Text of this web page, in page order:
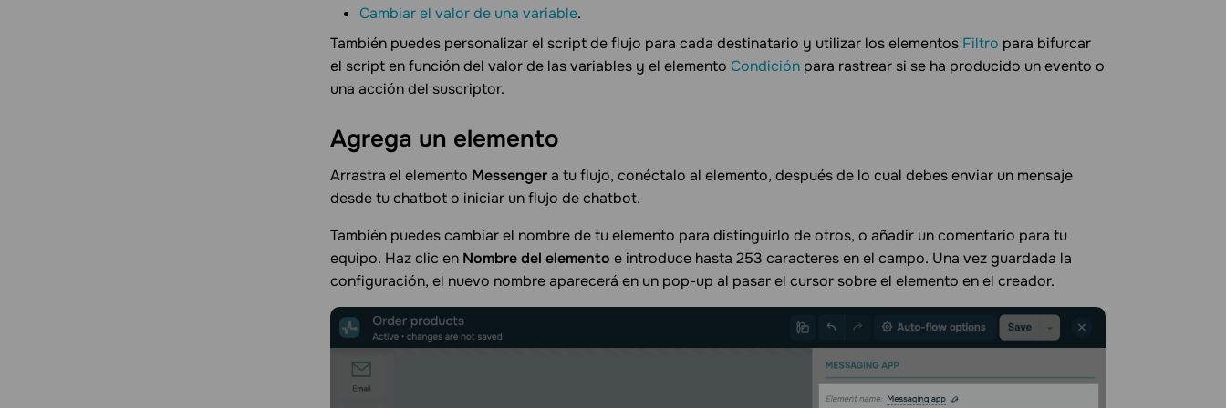
Cambiar el valor de una variable.
También puedes personalizar el script de flujo para cada destinatario y utilizar los elementos Filtro para bifurcar
el script en función del valor de las variables y el elemento Condición para rastrear si se ha producido un evento o
una acción del suscriptor.
Agrega un elemento
Arrastra el elemento Messengera tu flujo, conéctalo al elemento, después de lo cual debes enviar un mensaje
desde tu chatbot o iniciar un flujo de chatbot.
También puedes cambiar el nombre de tu elemento para distinguirlo de otros, o añadir un comentario para tu
equipo. Haz clic en Nombre del elemento e introduce hasta 253 caracteres en el campo. Una vez guardada la
configuración, el nuevo nombre aparecerá en un pop-up al pasar el cursor sobre el elemento en el creador.